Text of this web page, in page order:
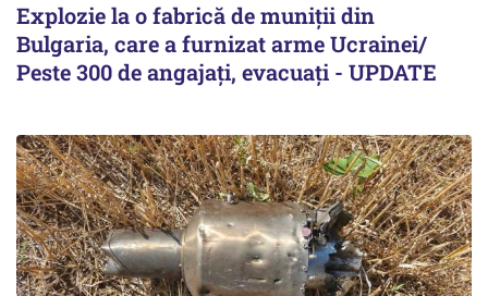
Explozie la o fabrică de muniții din
Bulgaria, care a furnizat arme Ucrainei/
Peste 300 de angajați, evacuați - UPDATE